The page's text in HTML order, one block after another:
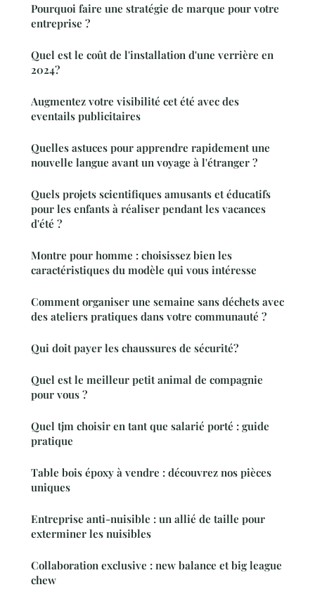
Pourquoi faire une stratégie de marque pour votre
entreprise ?
Quel est le coût de l'installation d'une verrière en
2024?
Augmentez votre visibilité cet été avec des
eventails publicitaires
Quelles astuces pour apprendre rapidement une
nouvelle langue avant un voyage à l'étranger ?
Quels projets scientifiques amusants et éducatifs
pour les enfants à réaliser pendant les vacances
d'été ?
Montre pour homme : choisissez bien les
caractéristiques du modèle qui vous intéresse
Comment organiser une semaine sans déchets avec
des ateliers pratiques dans votre communauté ?
Qui doit payer les chaussures de sécurité?
Quel est le meilleur petit animal de compagnie
pour vous ?
Quel tjm choisir en tant que salarié porté : guide
pratique
Table bois époxy à vendre : découvrez nos pièces
uniques
Entreprise anti-nuisible : un allié de taille pour
exterminer les nuisibles
Collaboration exclusive : new balance et big league
chew